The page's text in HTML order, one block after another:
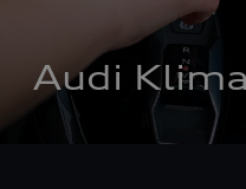
Audi